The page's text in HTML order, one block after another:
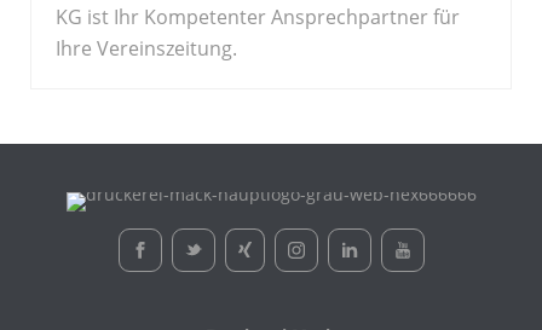
KG ist Ihr Kompetenter Ansprechpartner für
Ihre Vereinszeitung.